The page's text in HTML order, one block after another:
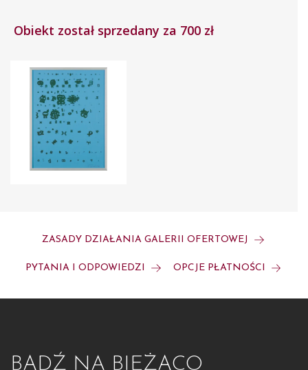
Obiekt został sprzedany za 700 zł
ZASADY DZIAŁANIA GALERII OFERTOWEJ
PYTANIA I ODPOWIEDZI OPCJE PŁATNOŚCI
BĄDŹ NA BIEŻĄCO